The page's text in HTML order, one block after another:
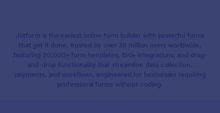
Jotform is the easiest online form builder with powerful forms
that get it done, trusted by over 35 million users worldwide,
featuring 20,000+ form templates, 150+ integrations, and drag-
and-drop functionality that streamline data collection,
payments, and workflows, engineered for businesses requiring
professional forms without coding.